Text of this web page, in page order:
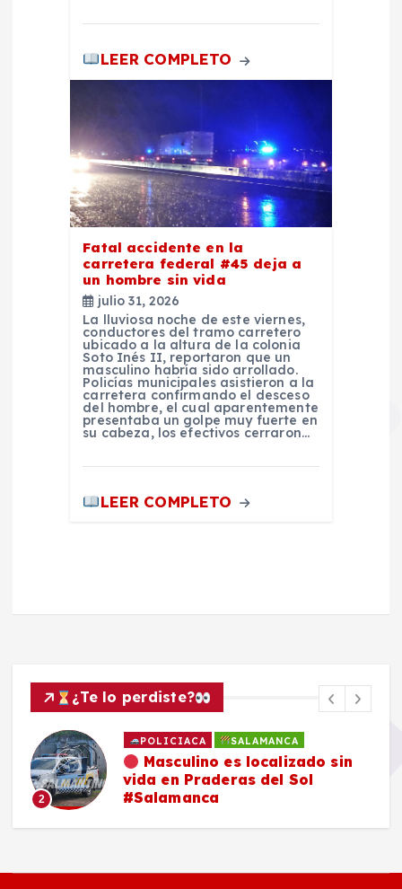
LEER COMPLETO
Fatal accidente en la
carretera federal #45 deja a
un hombre sin vida
julio 31, 2026
La lluviosa noche de este viernes,
conductores del tramo carretero
ubicado a la altura de la colonia
Soto Inés II, reportaron que un
masculino habría sido arrollado.
Policías municipales asistieron a la
carretera confirmando el desceso
del hombre, el cual aparentemente
presentaba un golpe muy fuerte en
su cabeza, los efectivos cerraron…
LEER COMPLETO
¿Te lo perdiste?
2
POLICIACA SALAMANCA
Masculino es localizado sin
vida en Praderas del Sol
#Salamanca